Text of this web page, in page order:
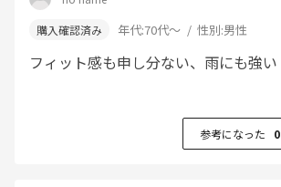
年代:70代～ 性別:男性
フィット感も申し分ない、雨にも強い
参考になった 0